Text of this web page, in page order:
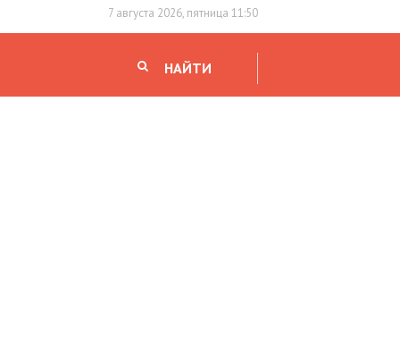
7 августа 2026, пятница 11:50
НАЙТИ